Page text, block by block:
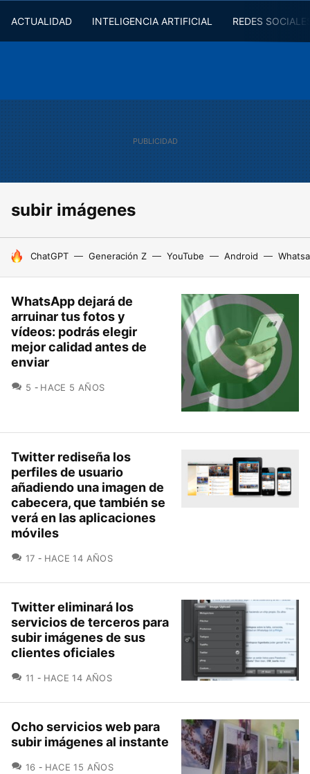
ACTUALIDAD INTELIGENCIA ARTIFICIAL REDES
subir imágenes
HOY SE HABLA DE
ChatGPT Generación Z YouTube Android
WhatsApp dejará de
arruinar tus fotos y
vídeos: podrás elegir
mejor calidad antes de
enviar
5 COMENTARIOS
HACE 5 AÑOS
Twitter rediseña los
perfiles de usuario
añadiendo una imagen de
cabecera, que también se
verá en las aplicaciones
móviles
17 COMENTARIOS
HACE 14 AÑOS
Twitter eliminará los
servicios de terceros para
subir imágenes de sus
clientes oficiales
11 COMENTARIOS
HACE 14 AÑOS
Ocho servicios web para
subir imágenes al instante
16 COMENTARIOS
HACE 15 AÑOS